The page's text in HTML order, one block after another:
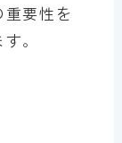
要性を
。